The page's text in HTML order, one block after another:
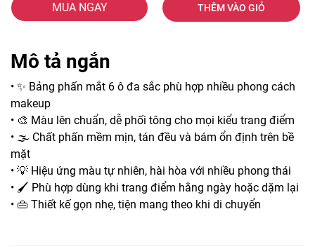
MUA NGAY THÊM VÀO GIỎ
Mô tả ngắn
• ✨ Bảng phấn mắt 6 ô đa sắc phù hợp nhiều phong cách
makeup
• 🎨 Màu lên chuẩn, dễ phối tông cho mọi kiểu trang điểm
• 🌫️ Chất phấn mềm mịn, tán đều và bám ổn định trên bề
mặt
• 💡 Hiệu ứng màu tự nhiên, hài hòa với nhiều phong thái
• 🖌️ Phù hợp dùng khi trang điểm hằng ngày hoặc dặm lại
• 👜 Thiết kế gọn nhẹ, tiện mang theo khi di chuyển